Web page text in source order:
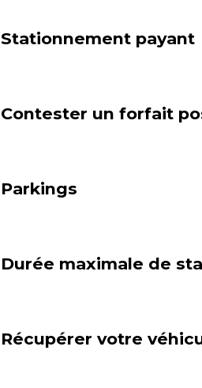
Stationnement payant
Contester un forfait
Parkings
Durée maximale de
Récupérer votre